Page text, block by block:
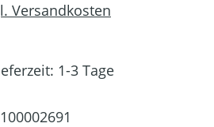
Versandkosten
1-3 Tage